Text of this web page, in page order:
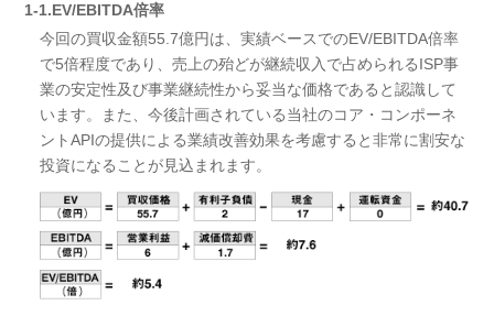
1-1.EV/EBITDA倍率
今回の買収金額55.7億円は、実績ベースでのEV/EBITDA倍率
で5倍程度であり、売上の殆どが継続収入で占められるISP事
業の安定性及び事業継続性から妥当な価格であると認識して
います。また、今後計画されている当社のコア・コンポーネ
ントAPIの提供による業績改善効果を考慮すると非常に割安な
投資になることが見込まれます。